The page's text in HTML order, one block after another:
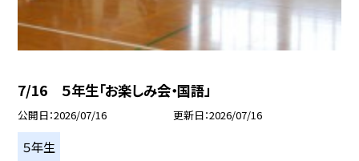
7/16 ５年生「お楽しみ会・国語」
公開日 2026/07/16 更新日 2026/07/16
５年生